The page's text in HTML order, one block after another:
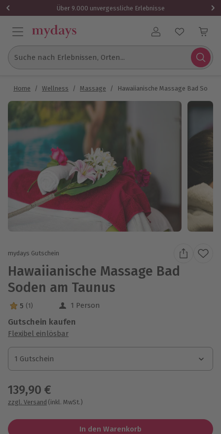
Über 9.000 unvergessliche Erlebnisse
Benutzerkonto
Suche nach Erlebnissen, Orten...
Home / Wellness / Massage / Hawaiianische Massage Bad Soden
mydays Gutschein
Hawaiianische Massage Bad
Soden am Taunus
5 Sterne von 5 aus 1 Bewertungen
5 (1) 1 Person
Gutschein kaufen
Flexibel einlösbar
1 Gutschein
1 Gutschein
1 Gutschein
139,90 €
zzgl. Versand (inkl. MwSt.)
In den Warenkorb